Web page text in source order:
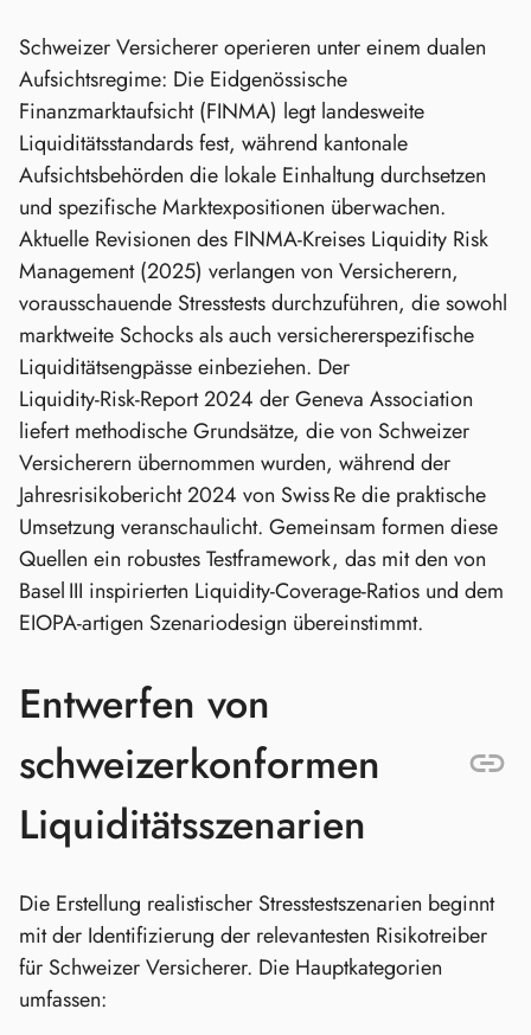
Schweizer Versicherer operieren unter einem dualen
Aufsichtsregime: Die Eidgenössische
Finanzmarktaufsicht (FINMA) legt landesweite
Liquiditätsstandards fest, während kantonale
Aufsichtsbehörden die lokale Einhaltung durchsetzen
und spezifische Marktexpositionen überwachen.
Aktuelle Revisionen des FINMA‑Kreises Liquidity Risk
Management (2025) verlangen von Versicherern,
vorausschauende Stresstests durchzuführen, die sowohl
marktweite Schocks als auch versichererspezifische
Liquiditätsengpässe einbeziehen. Der
Liquidity‑Risk‑Report 2024 der Geneva Association
liefert methodische Grundsätze, die von Schweizer
Versicherern übernommen wurden, während der
Jahresrisikobericht 2024 von Swiss Re die praktische
Umsetzung veranschaulicht. Gemeinsam formen diese
Quellen ein robustes Testframework, das mit den von
Basel III inspirierten Liquidity‑Coverage‑Ratios und dem
EIOPA‑artigen Szenariodesign übereinstimmt.
Entwerfen von
schweizerkonformen
Liquiditätsszenarien
Die Erstellung realistischer Stresstestszenarien beginnt
mit der Identifizierung der relevantesten Risikotreiber
für Schweizer Versicherer. Die Hauptkategorien
umfassen: